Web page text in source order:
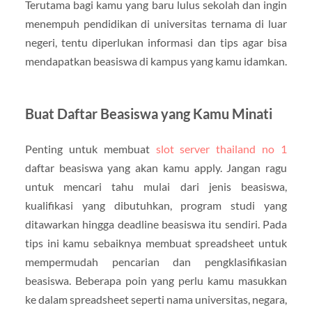
Terutama bagi kamu yang baru lulus sekolah dan ingin
menempuh pendidikan di universitas ternama di luar
negeri, tentu diperlukan informasi dan tips agar bisa
mendapatkan beasiswa di kampus yang kamu idamkan.
Buat Daftar Beasiswa yang Kamu Minati
Penting untuk membuat slot server thailand no 1
daftar beasiswa yang akan kamu apply. Jangan ragu
untuk mencari tahu mulai dari jenis beasiswa,
kualifikasi yang dibutuhkan, program studi yang
ditawarkan hingga deadline beasiswa itu sendiri. Pada
tips ini kamu sebaiknya membuat spreadsheet untuk
mempermudah pencarian dan pengklasifikasian
beasiswa. Beberapa poin yang perlu kamu masukkan
ke dalam spreadsheet seperti nama universitas, negara,